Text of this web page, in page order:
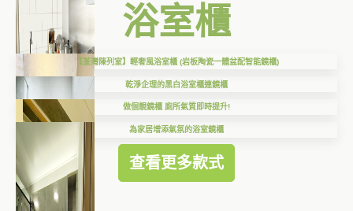
浴室櫃
【荃灣陳列室】輕奢風浴室櫃 (岩板陶瓷一體盆配智能鏡櫃)
乾淨企理的黑白浴室櫃連鏡櫃
做個靚鏡櫃 廁所氣質即時提升!
為家居增添氣氛的浴室鏡櫃
查看更多款式